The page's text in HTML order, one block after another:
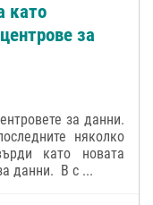
като
за
за данни.
няколко
като новата
данни. В с ...